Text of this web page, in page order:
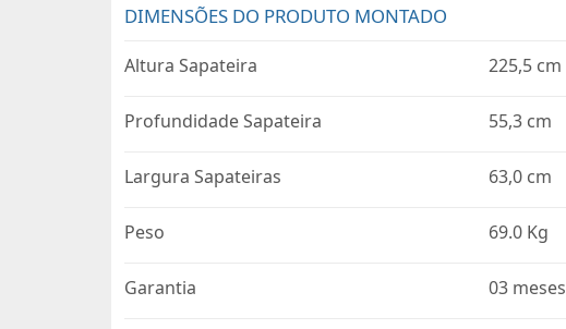
DIMENSÕES DO PRODUTO MONTADO
Altura Sapateira 225,5 cm
Profundidade Sapateira 55,3 cm
Largura Sapateiras 63,0 cm
Peso 69.0 Kg
Garantia 03 meses